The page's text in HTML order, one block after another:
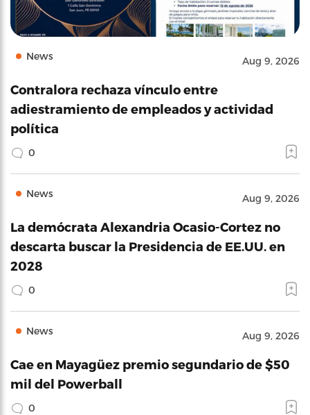
News Aug 9, 2026
Contralora rechaza vínculo entre
adiestramiento de empleados y actividad
política
0
News Aug 9, 2026
La demócrata Alexandria Ocasio-Cortez no
descarta buscar la Presidencia de EE.UU. en
2028
0
News Aug 9, 2026
Cae en Mayagüez premio segundario de $50
mil del Powerball
0